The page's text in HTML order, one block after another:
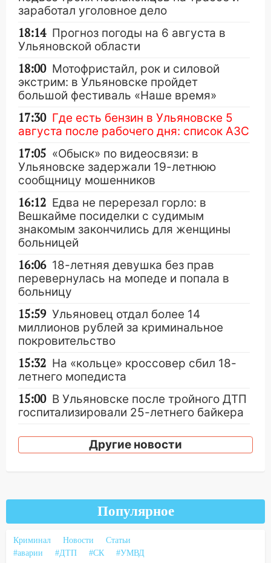
заработал уголовное дело
18:14 Прогноз погоды на 6 августа в
Ульяновской области
18:00 Мотофристайл, рок и силовой
экстрим: в Ульяновске пройдет
большой фестиваль «Наше время»
17:30 Где есть бензин в Ульяновске 5
августа после рабочего дня: список АЗС
17:05 «Обыск» по видеосвязи: в
Ульяновске задержали 19-летнюю
сообщницу мошенников
16:12 Едва не перерезал горло: в
Вешкайме посиделки с судимым
знакомым закончились для женщины
больницей
16:06 18-летняя девушка без прав
перевернулась на мопеде и попала в
больницу
15:59 Ульяновец отдал более 14
миллионов рублей за криминальное
покровительство
15:32 На «кольце» кроссовер сбил 18-
летнего мопедиста
15:00 В Ульяновске после тройного ДТП
госпитализировали 25-летнего байкера
14:32 На Ульяновскую область
надвигается жара
Фруктовой
13:30
В Димитровграде на улице
13:00
Водитель без прав врезался в
Другие новости
Популярное
Криминал Новости
Статьи
#аварии
#ДТП #СК #УМВД